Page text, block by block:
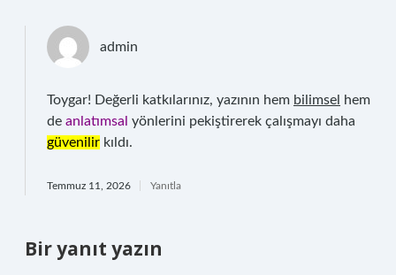
admin
Toygar! Değerli katkılarınız, yazının hem bilimsel
hem
de anlatımsal yönlerini pekiştirerek çalışmayı daha
güvenilir kıldı.
Temmuz 11, 2026 Yanıtla
Bir yanıt yazın